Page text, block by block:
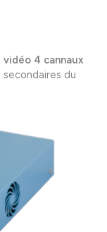
4 cannaux
du